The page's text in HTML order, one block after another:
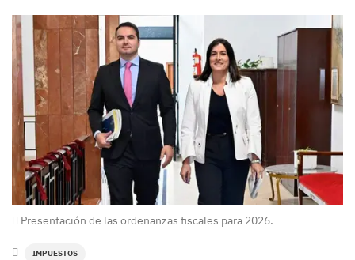
Presentación de las ordenanzas fiscales para 2026.
IMPUESTOS